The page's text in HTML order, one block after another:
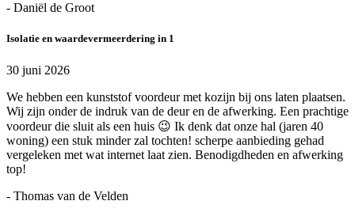
- Daniël de Groot
Isolatie en waardevermeerdering in 1
30 juni 2026
We hebben een kunststof voordeur met kozijn bij ons laten plaatsen.
Wij zijn onder de indruk van de deur en de afwerking. Een prachtige
voordeur die sluit als een huis 😉 Ik denk dat onze hal (jaren 40
woning) een stuk minder zal tochten! scherpe aanbieding gehad
vergeleken met wat internet laat zien. Benodigdheden en afwerking
top!
- Thomas van de Velden